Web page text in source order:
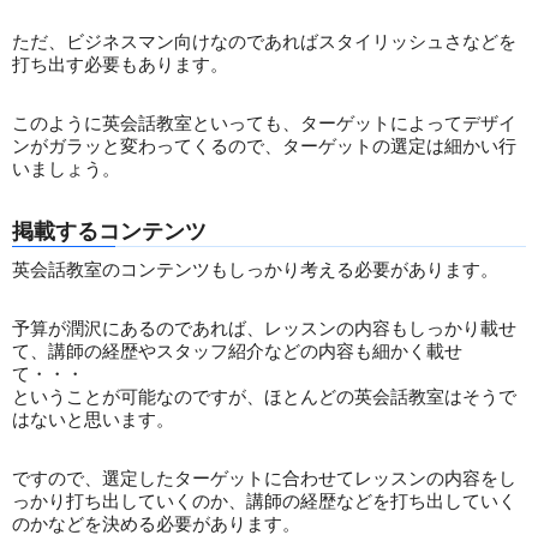
ただ、ビジネスマン向けなのであればスタイリッシュさなどを
打ち出す必要もあります。
このように英会話教室といっても、ターゲットによってデザイ
ンがガラッと変わってくるので、ターゲットの選定は細かい行
いましょう。
掲載するコンテンツ
英会話教室のコンテンツもしっかり考える必要があります。
予算が潤沢にあるのであれば、レッスンの内容もしっかり載せ
て、講師の経歴やスタッフ紹介などの内容も細かく載せ
て・・・
ということが可能なのですが、ほとんどの英会話教室はそうで
はないと思います。
ですので、選定したターゲットに合わせてレッスンの内容をし
っかり打ち出していくのか、講師の経歴などを打ち出していく
のかなどを決める必要があります。